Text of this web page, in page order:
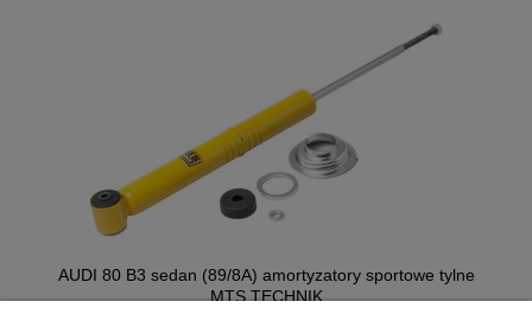
AUDI 80 B3 sedan (89/8A) amortyzatory sportowe tylne
MTS TECHNIK